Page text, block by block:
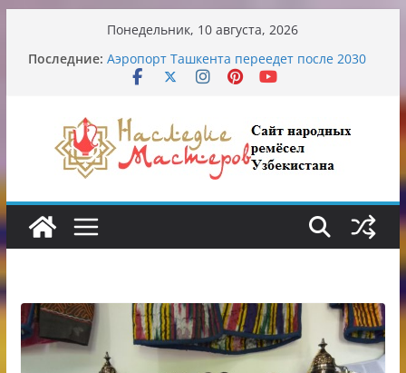
содержимому
Понедельник, 10 августа, 2026
Последние: Узбекские традиционные узоры:
символика и происхождение
Опасная диета Алины Загитовой
От знахарей до университетских клиник
Обрушение на одном из ключевых
перекрёстков Ташкента: перекрыт
путепровод на Буюк Ипак Йули